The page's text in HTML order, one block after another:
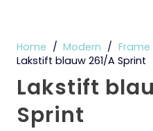
Home / Modern / Frame
Lakstift blauw 261/A Sprint
Lakstift
Sprint